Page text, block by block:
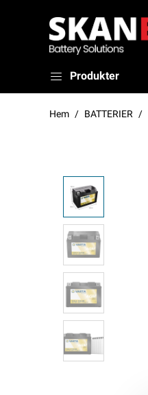
Produkter
Hem BATTERIER